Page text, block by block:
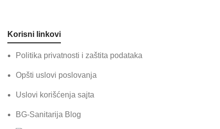
Korisni linkovi
Politika privatnosti i zaštita podataka
Opšti uslovi poslovanja
Uslovi korišćenja sajta
BG-Sanitarija Blog